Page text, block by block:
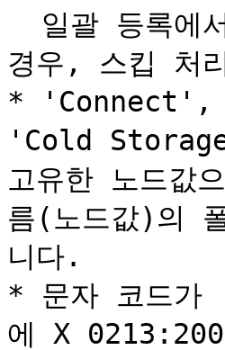
경우, 스킵 처
* 'Connect',
'Cold
고유한 노드값
름(노드값)의
니다.
* 문자 코드
에 X